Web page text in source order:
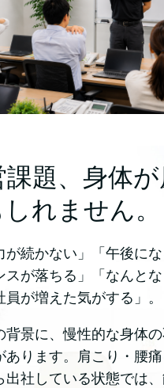
題、身体
しれません。
が続かない」「午後に
スが落ちる」「なんと
員が増えた気がする」。
背景に、慢性的な身体
あります。肩こり・腰
出社している状態では